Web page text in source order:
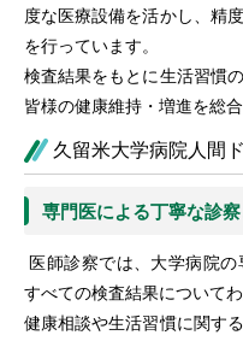
度な医療設備を活かし、精
を行っています。
検査結果をもとに生活習慣
皆様の健康維持・増進を総
久留米大学病院人間
専門医による丁寧な診
医師診察では、大学病院の
すべての検査結果について
健康相談や生活習慣に関す